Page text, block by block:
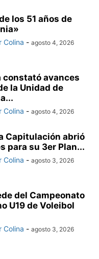
los 51 años de
Colina - agosto 4, 2026
constató avances
la Unidad de
Colina - agosto 4, 2026
Capitulación abrió
para su 3er Plan...
Colina - agosto 3, 2026
del Campeonato
U19 de Voleibol
Colina - agosto 3, 2026